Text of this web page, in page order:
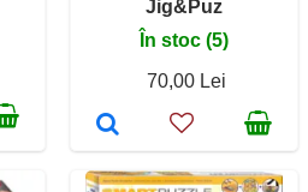
Jig&Puz
În stoc (5)
70,00 Lei